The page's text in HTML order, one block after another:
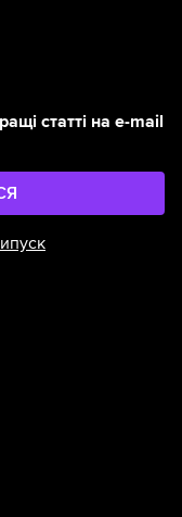
статті на e-mail